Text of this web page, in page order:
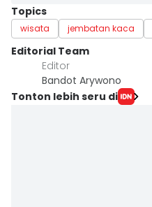
Topics
wisata jembatan kaca
Editorial Team
Editor
Bandot Arywono
Tonton lebih seru di